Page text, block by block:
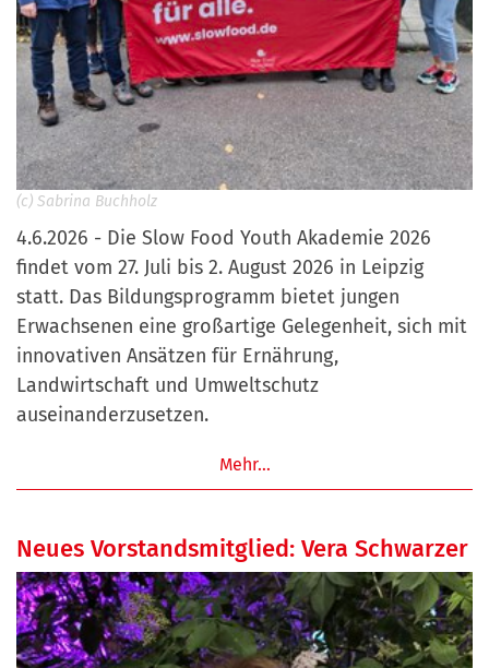
(c) Sabrina Buchholz
4.6.2026 - Die Slow Food Youth Akademie 2026
findet vom 27. Juli bis 2. August 2026 in Leipzig
statt. Das Bildungsprogramm bietet jungen
Erwachsenen eine großartige Gelegenheit, sich mit
innovativen Ansätzen für Ernährung,
Landwirtschaft und Umweltschutz
auseinanderzusetzen.
Mehr…
Neues Vorstandsmitglied: Vera Schwarzer